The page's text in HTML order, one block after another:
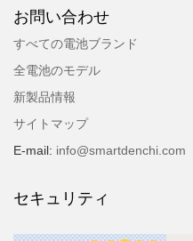
お問い合わせ
すべての電池ブランド
全電池のモデル
新製品情報
サイトマップ
E-mail: info@smartdenchi.com
セキュリティ